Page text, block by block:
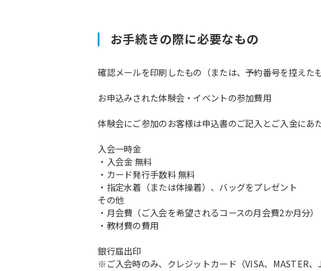
お手続きの際に必要なもの
確認メールを印刷したもの（または、予約番号を控えたも
お申込みされた体験会・イベントの参加費用
体験会にご参加のお客様は申込書のご記入とご入金にあ
入会一時金
・入会金 無料
・カード発行手数料 無料
・指定水着（または体操着）、バッグをプレゼント
その他
・月会費（ご入会を希望されるコースの月会費2か月分）
・教材費の費用
銀行届出印
※ご入会時のみ、クレジットカード（VISA、MASTER、